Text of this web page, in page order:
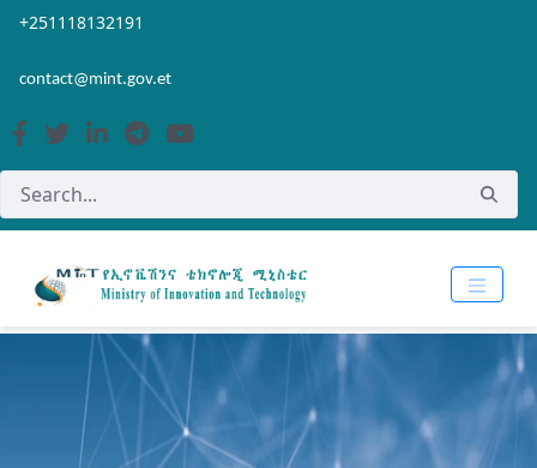
Skip to Main Content
Open Accessibility Menu
+251118132191
contact@mint.gov.et